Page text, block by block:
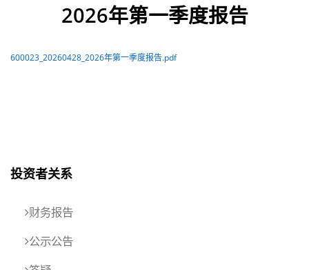
2026年第一季度报告
600023_20260428_2026年第一季度报告.pdf
投资者关系
财务报告
公示公告